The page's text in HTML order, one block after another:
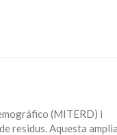
(MITERD) i
residus. Aquesta